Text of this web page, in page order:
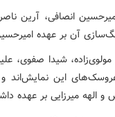
انصافی، آرین
آن بر عهده
شیدا صفوی،
این نمایش‌اند
الهه میرزایی بر عهده